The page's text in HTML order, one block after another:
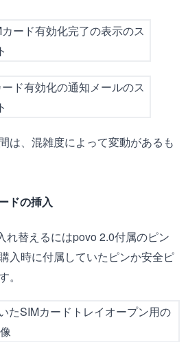
は、混雑度によって変動があるも
ドの挿入
れ替えるにはpovo 2.0付属のピン
入時に付属していたピンか安全ピ
。